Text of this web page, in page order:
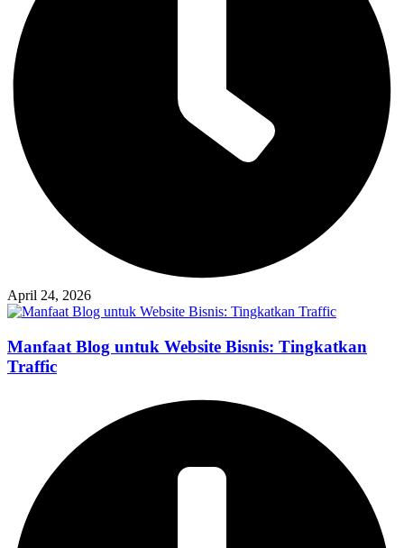
April 24, 2026
Manfaat Blog untuk Website Bisnis: Tingkatkan
Traffic